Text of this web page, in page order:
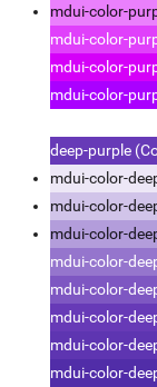
mdui-color-
mdui-color-
mdui-color-
mdui-color-
deep-purple
mdui-color-
mdui-color-
mdui-color-
mdui-color-
mdui-color-
mdui-color-
mdui-color-
mdui-color-